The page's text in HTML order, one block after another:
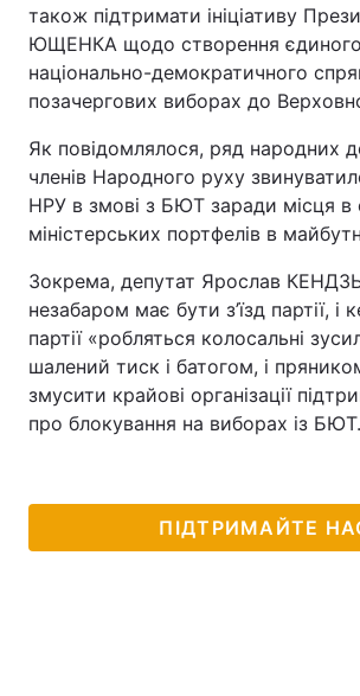
Тема оформлення
також підтримати ініціативу
ЮЩЕНКА щодо створення єдиного
національно-демократичного
позачергових виборах до
Як повідомлялося, ряд народних
членів Народного руху
НРУ в змові з БЮТ заради місця в
міністерських портфелів в
Зокрема, депутат Ярослав
незабаром має бути з’їзд партії, і
партії «робляться колосальні
шалений тиск і батогом, і
змусити крайові організації
про блокування на виборах із БЮТ.
ПІДТРИМАЙТЕ